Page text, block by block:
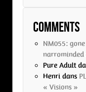
Comments
NM055:
narrominded
Pure Adult
Henri dans
« Visions »